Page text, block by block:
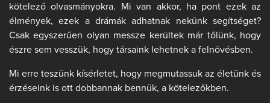
kötelező olvasmányokra. Mi van akkor, ha pont ezek az
élmények, ezek a drámák adhatnak nekünk segítséget?
Csak egyszerűen olyan messze kerültek már tőlünk, hogy
észre sem vesszük, hogy társaink lehetnek a felnövésben.
Mi erre teszünk kísérletet, hogy megmutassuk az életünk és
érzéseink is ott dobbannak bennük, a kötelezőkben.